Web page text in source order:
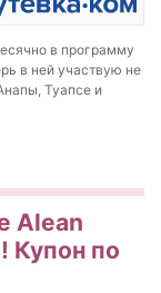
в программу
в ней участвую не
Туапсе и
Alean
Купон по